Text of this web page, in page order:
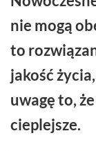
nie mogą
to
jakość
uwagę to,
cieplejsze.